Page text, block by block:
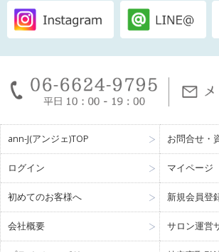
ann-J(アンジェ)TOP お問合せ・
ログイン マイページ
初めてのお客様へ 新規会員登
会社概要 サロン運営